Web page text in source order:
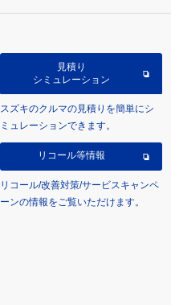
見積り
シミュレーション
スズキのクルマの見積りを簡単にシ
ミュレーションできます。
リコール等情報
リコール/改善対策/サービスキャンペ
ーンの情報をご覧いただけます。